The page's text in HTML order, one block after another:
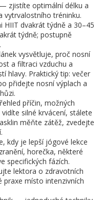
zjistíte optimální délku a
vytrvalostního tréninku.
HIIT dvakrát týdně a 30–45
týdně; postupně
vysvětluje, proč nosní
a filtraci vzduchu a
hlavy. Praktický tip: večer
přidejte nosní výplach a
příčin, možných
silné krvácení, stálete
měňte zátěž, zvedejte
kdy je lepší jógové lekce
horečka, některé
specifických fázích.
lektora o zdravotních
praxe místo intenzivních